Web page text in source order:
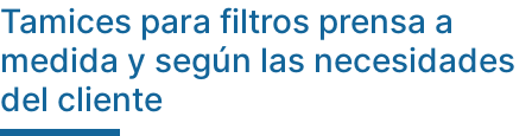
Tamices para filtros prensa a
medida y según las necesidades
del cliente